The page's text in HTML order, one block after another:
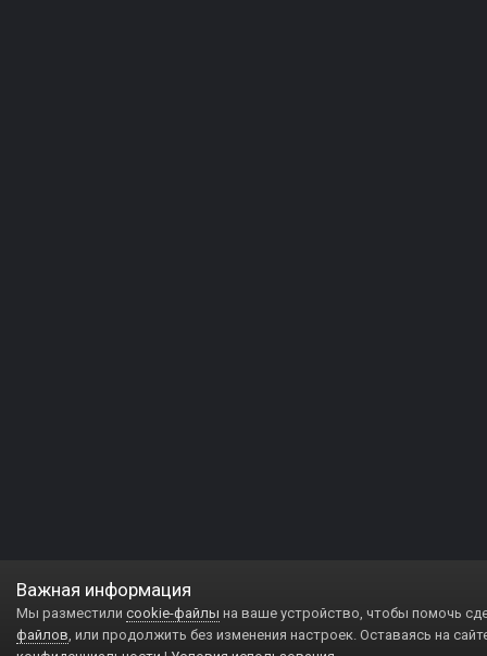
Важная информация
Мы разместили cookie-файлы на ваше устройство, чтобы помочь
файлов, или продолжить без изменения настроек. Оставаясь на